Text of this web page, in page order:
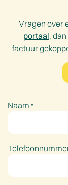
Vragen over
portaal,
factuur
Naam *